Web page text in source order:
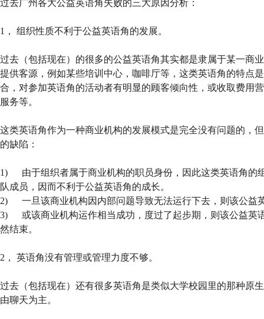
过去广州各大公益英语角失败的三大原因分析：
1， 组织性质不利于公益英语角的发展。
过去（包括现在）的很多的公益英语角其实都是隶属于某一商
提供客源，例如某些培训中心，咖啡厅等，这类英语角的特点
合，对参加英语角的活动者有明显的顾客倾向性，或收取费用
服务等。
这类英语角作为一种商业机构的发展模式是完全没有问题的，
的缺陷：
1) 由于组织者属于商业机构的职员身份，因此这类英语角的
队成员，因而不利于公益英语角的成长。
2) 一旦该商业机构因内部问题导致无法运行下去，则该公益
3) 或该商业机构运作相当成功，度过了起步期，则该公益英
然结束。
2， 英语角没有管理或管理力度不够。
过去（包括现在）还有很多英语角是类似大学校园里的那种原
由聊天为主。